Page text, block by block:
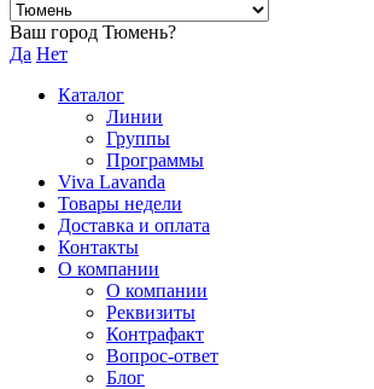
Ваш город Тюмень?
Да Нет
Каталог
Линии
Группы
Программы
Viva Lavanda
Товары недели
Доставка и оплата
Контакты
О компании
О компании
Реквизиты
Контрафакт
Вопрос-ответ
Блог